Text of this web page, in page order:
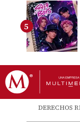
DERECHOS